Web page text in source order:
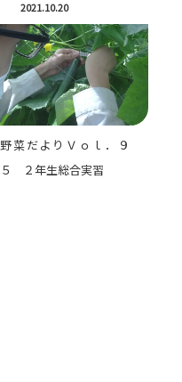
2021.10.20
野菜だよりＶｏｌ．９
５ ２年生総合実習